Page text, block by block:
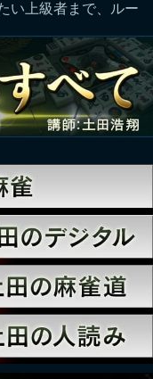
い上級者まで、ルー